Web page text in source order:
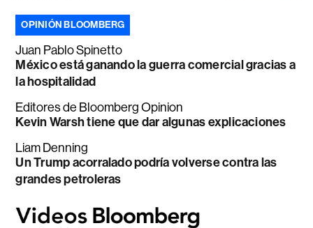
OPINIÓN BLOOMBERG
Juan Pablo Spinetto
México está ganando la guerra comercial gracias a
la hospitalidad
Editores de Bloomberg Opinion
Kevin Warsh tiene que dar algunas explicaciones
Liam Denning
Un Trump acorralado podría volverse contra las
grandes petroleras